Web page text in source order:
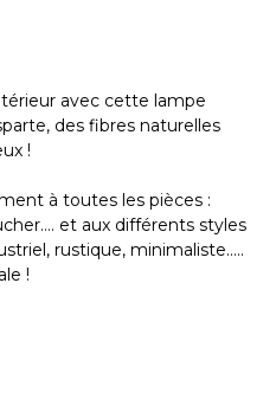
avec cette lampe
des fibres naturelles
!
à toutes les pièces :
et aux différents styles
rustique, minimaliste…..
!